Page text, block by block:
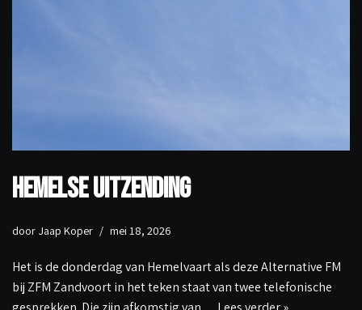
Hemelse uitzending
door Jaap Koper mei 18, 2026
Het is de donderdag van Hemelvaart als deze Alternative FM
bij ZFM Zandvoort in het teken staat van twee telefonische